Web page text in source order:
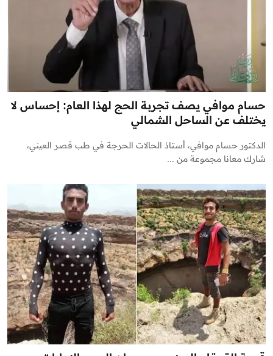
حسام موافي يصف تجربة الحج لهذا العام: إحساس لا
يختلف عن الساحل الشمالي
الدكتور حسام موافي، أستاذ الحالات الحرجة في طب قصر العيني،
شارك معانا مجموعة من ...